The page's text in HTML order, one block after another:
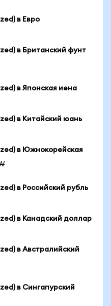
в Евро
в Британский фунт
в Японская иена
в Китайский юань
в Южнокорейская
в Российский рубль
в Канадский доллар
в Австралийский
в Сингапурский